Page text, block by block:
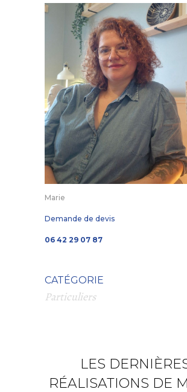
Marie
Demande de devis
06 42 29 07 87
CATÉGORIE
Particuliers
LES
RÉALISATIONS DE